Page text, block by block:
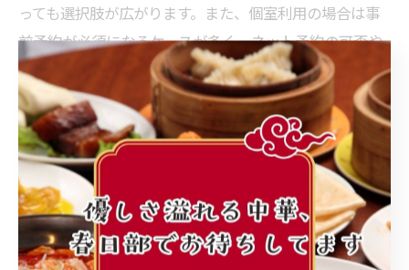
っても選択肢が広がります。また、個室利用の場合は事
前予約が必須になるケースが多く、ネット予約の可否や
キャンセルポリシーも確認しておくと安心です。
さらに、利用者の口コミや店舗の写真をチェックするこ
とで、実際の雰囲気や料理の質を把握できます。「春日
部 けい らく メニュー」など具体的なメニュー情報も確
認し、アレルギーや好みに配慮した注文ができるかも事
前に調べておきましょう。